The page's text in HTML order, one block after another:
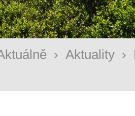
› Aktuality ›